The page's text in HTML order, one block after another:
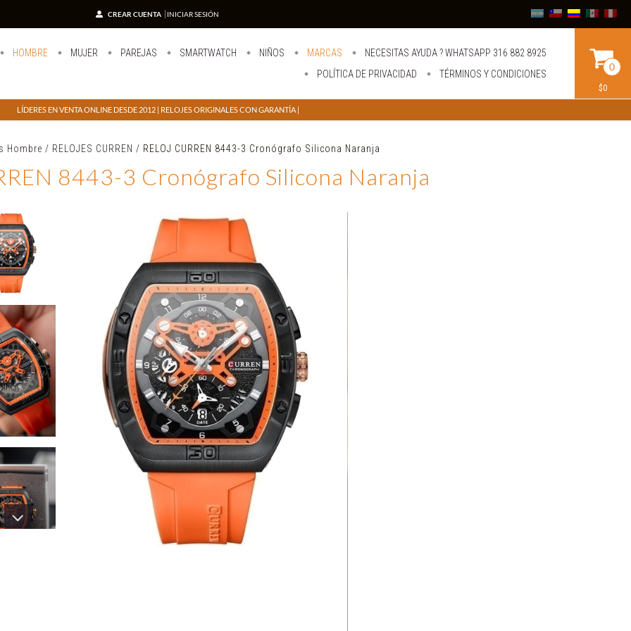
CREAR CUENTA INICIAR SESIÓN
HOMBRE MUJER PAREJAS SMARTWATCH NIÑOS MARCAS
NECESITAS AYUDA ? WHATSAPP 316 882 8925
POLÍTICA DE PRIVACIDAD
TÉRMINOS Y CONDICIONES
0
$0
LÍDERES EN VENTA ONLINE DESDE 2012 | RELOJES ORIGINALES CON GARANTÍA |
Hombre / RELOJES CURREN / RELOJ CURREN 8443-3 Cronógrafo Silicona Naranja
8443-3 Cronógrafo Silicona Naranja